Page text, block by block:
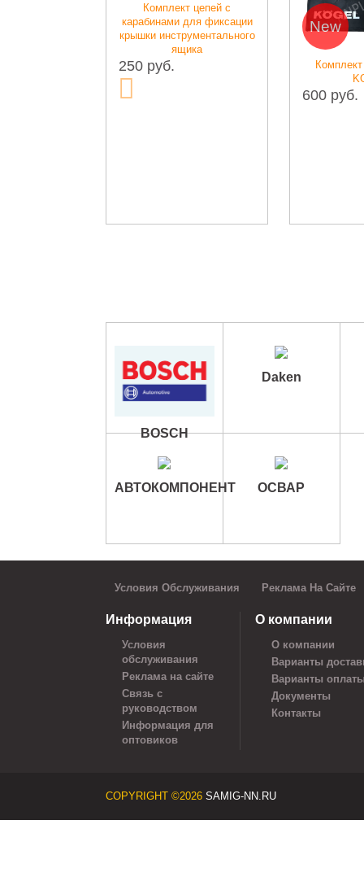
Комплект цепей с
карабинами для фиксации
крышки инструментального
ящика
250 руб.
New
600 руб.
BOSCH
Daken
АВТОКОМПОНЕНТ ОСВАР
Условия Обслуживания Реклама На Сайте
Информация
Условия
обслуживания
Реклама на сайте
Связь с
руководством
Информация для
оптовиков
О компании
О компании
Варианты
Варианты
Документы
Контакты
COPYRIGHT ©2026 SAMIG-NN.RU